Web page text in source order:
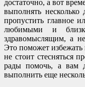
достаточно, а вот
выполнять
пропустить главное
любимыми и
здравомыслящим, а
Это поможет
не стоит стесняться
рады помочь, а вам
выполнить еще